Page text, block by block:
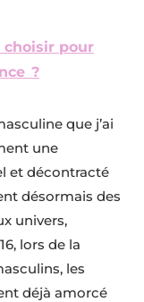
choisir pour
?
que j’ai
une
et décontracté
désormais des
univers,
lors de la
les
déjà amorcé